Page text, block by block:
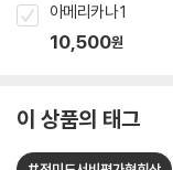
아메리카나 1
10,500원
이 상품의 태그